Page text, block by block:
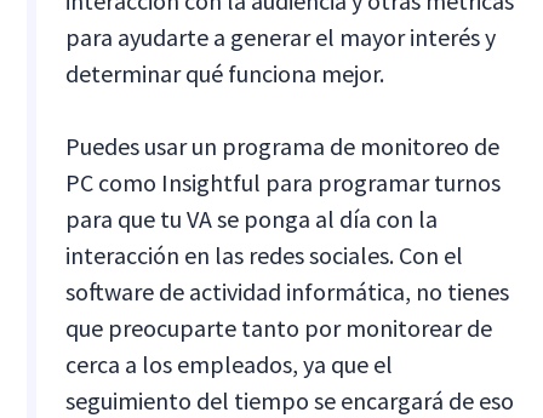
para ayudarte a generar el mayor interés y
determinar qué funciona mejor.
Puedes usar un programa de monitoreo de
PC como Insightful para programar turnos
para que tu VA se ponga al día con la
interacción en las redes sociales. Con el
software de actividad informática, no tienes
que preocuparte tanto por monitorear de
cerca a los empleados, ya que el
seguimiento del tiempo se encargará de eso